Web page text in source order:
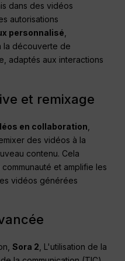
dans des vidéos
autorisations
personnalisé
la découverte de
adaptés aux interactions
et remixage
en collaboration
des vidéos à la
contenu. Cela
et amplifie les
vidéos générées
Sora 2 , L'utilisation de la